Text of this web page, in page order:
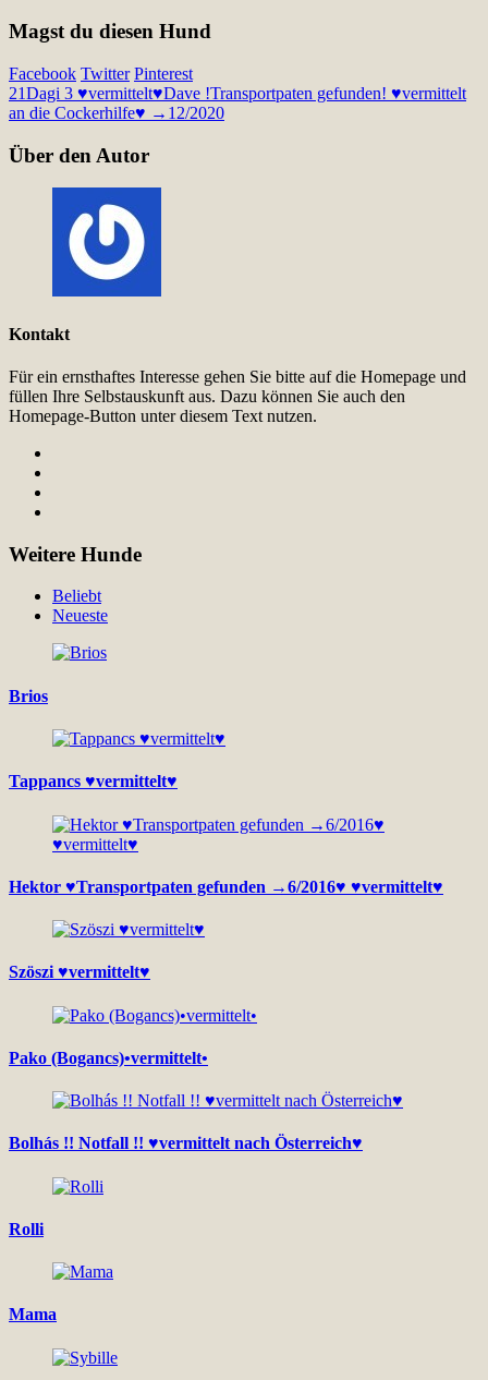
Magst du diesen Hund
Facebook Twitter Pinterest
21Dagi 3 ♥vermittelt♥Dave !Transportpaten gefunden! ♥vermittelt
an die Cockerhilfe♥ →12/2020
Über den Autor
Kontakt
Für ein ernsthaftes Interesse gehen Sie bitte auf die Homepage und
füllen Ihre Selbstauskunft aus. Dazu können Sie auch den
Homepage-Button unter diesem Text nutzen.
Weitere Hunde
Beliebt
Neueste
Brios
Tappancs ♥vermittelt♥
Hektor ♥Transportpaten gefunden →6/2016♥ ♥vermittelt♥
Szöszi ♥vermittelt♥
Pako (Bogancs)•vermittelt•
Bolhás !! Notfall !! ♥vermittelt nach Österreich♥
Rolli
Mama